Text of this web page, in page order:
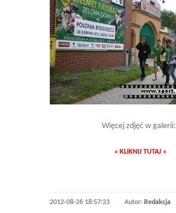
Więcej zdjęć w galerii:
» KLIKNIJ TUTAJ «
2012-08-26 18:57:23 Autor: Redakcja